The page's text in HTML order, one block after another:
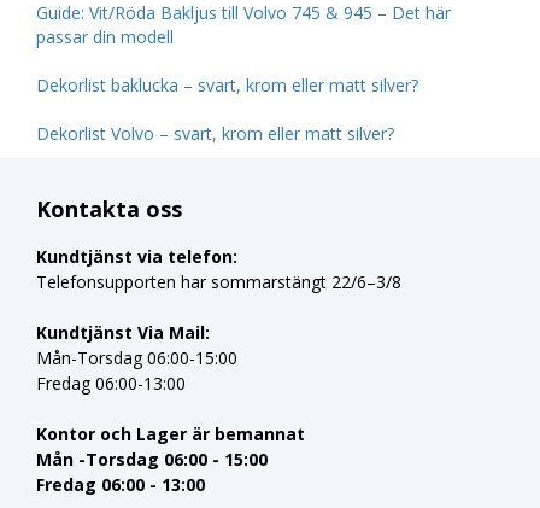
Guide: Vit/Röda Bakljus till Volvo 745 & 945 – Det här
passar din modell
Dekorlist baklucka – svart, krom eller matt silver?
Dekorlist Volvo – svart, krom eller matt silver?
Kontakta oss
Kundtjänst via telefon:
Telefonsupporten har sommarstängt 22/6–3/8
Kundtjänst Via Mail:
Mån-Torsdag 06:00-15:00
Fredag 06:00-13:00
Kontor och Lager är bemannat
Mån -Torsdag 06:00 - 15:00
Fredag 06:00 - 13:00